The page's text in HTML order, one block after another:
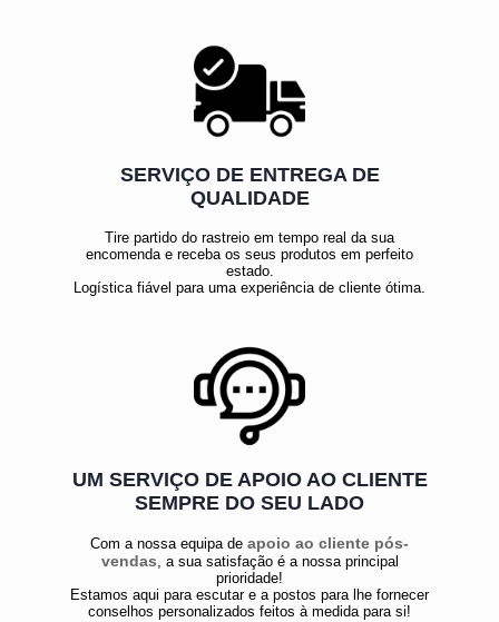
SERVIÇO DE ENTREGA DE
QUALIDADE
Tire partido do rastreio em tempo real da sua
encomenda e receba os seus produtos em perfeito
estado.
Logística fiável para uma experiência de cliente ótima.
UM SERVIÇO DE APOIO AO CLIENTE
SEMPRE DO SEU LADO
Com a nossa equipa de apoio ao cliente pós-
vendas, a sua satisfação é a nossa principal
prioridade!
Estamos aqui para escutar e a postos para lhe fornecer
conselhos personalizados feitos à medida para si!